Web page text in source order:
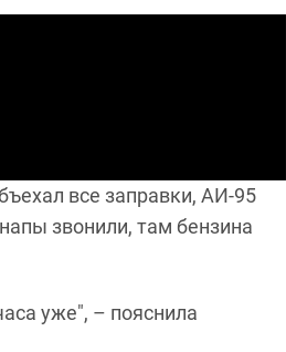
все заправки, АИ-95
звонили, там бензина
уже", – пояснила